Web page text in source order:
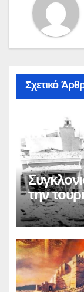
Σχετικό
την
Κύπρο